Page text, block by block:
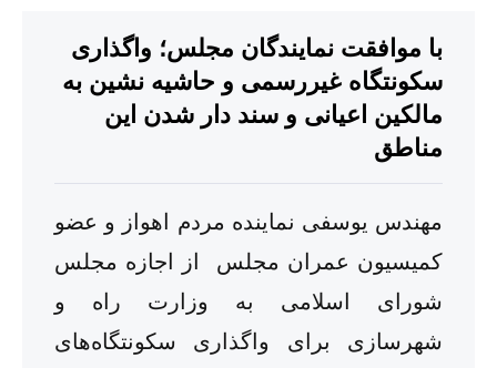
با موافقت نمایندگان مجلس؛ واگذاری
سکونتگاه‌ غیررسمی و حاشیه نشین به
مالکین اعیانی و سند دار شدن این
مناطق
مهندس یوسفی نماینده مردم اهواز و عضو
کمیسیون عمران مجلس از اجازه مجلس
شورای اسلامی به وزارت راه و
شهرسازی برای واگذاری سکونتگاه‌های